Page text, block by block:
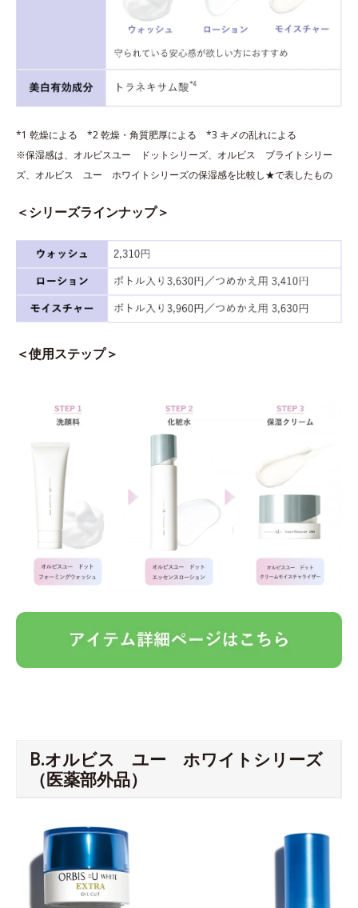
*1 乾燥による *2 乾燥・角質肥厚による *3 キメの乱れによる
※保湿感は、オルビスユー ドットシリーズ、オルビス ブライトシリー
ズ、オルビス ユー ホワイトシリーズの保湿感を比較し★で表したもの
＜シリーズラインナップ＞
＜使用ステップ＞
B.オルビス ユー ホワイトシリーズ
（医薬部外品）